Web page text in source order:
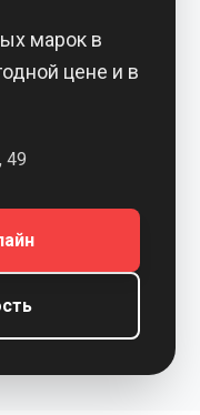
марок в
цене и в
49